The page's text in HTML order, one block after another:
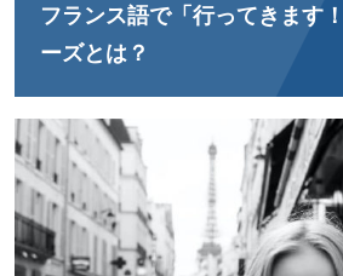
フランス語で「行ってきます
ーズとは？